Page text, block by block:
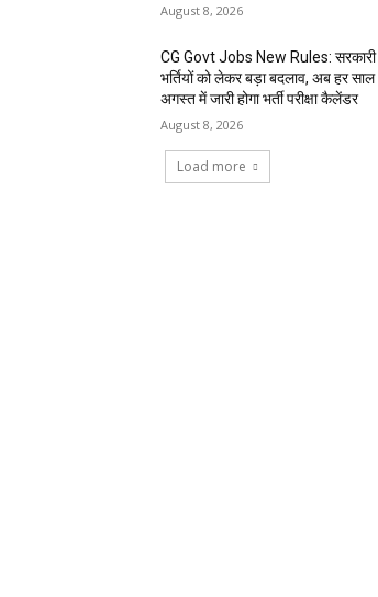
August 8, 2026
CG Govt Jobs New Rules: सरकारी
भर्तियों को लेकर बड़ा बदलाव, अब हर साल
अगस्त में जारी होगा भर्ती परीक्षा कैलेंडर
August 8, 2026
Load more